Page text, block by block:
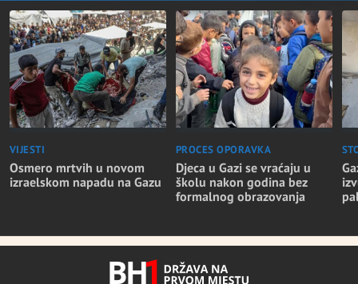
VIJESTI
Osmero mrtvih u novom
izraelskom napadu na Gazu
PROCES OPORAVKA
Djeca u Gazi se vraćaju u
školu nakon godina bez
formalnog obrazovanja